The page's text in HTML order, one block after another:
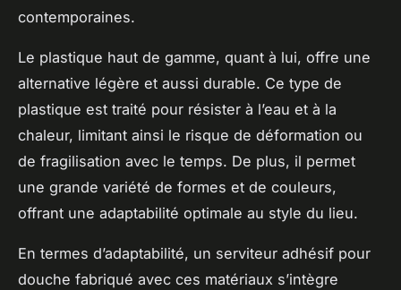
contemporaines.
Le plastique haut de gamme, quant à lui, offre une
alternative légère et aussi durable. Ce type de
plastique est traité pour résister à l’eau et à la
chaleur, limitant ainsi le risque de déformation ou
de fragilisation avec le temps. De plus, il permet
une grande variété de formes et de couleurs,
offrant une adaptabilité optimale au style du lieu.
En termes d’adaptabilité, un serviteur adhésif pour
douche fabriqué avec ces matériaux s’intègre